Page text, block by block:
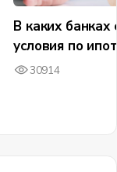
В каких
условия по
30914